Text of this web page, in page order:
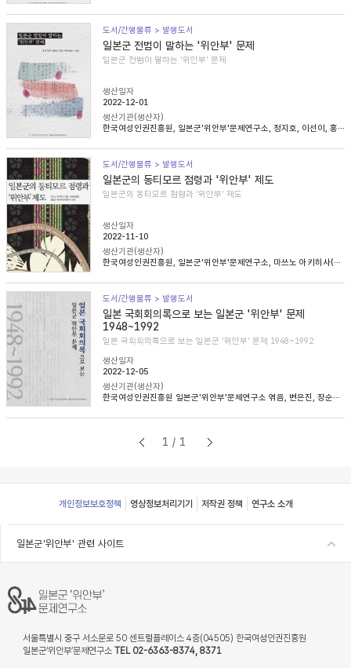
도서/간행물류 > 발행도서
일본군 전범이 말하는 '위안부' 문제
일본군 전범이 말하는 '위안부' 문제
생산일자
2022-12-01
생산기관(생산자)
한국여성인권진흥원, 일본군'위안부'문제연구소, 정지호, 이선이, 홍영미, 김승래
도서/간행물류 > 발행도서
일본군의 동티모르 점령과 '위안부' 제도
일본군의 동티모르 점령과 '위안부' 제도
생산일자
2022-11-10
생산기관(생산자)
한국여성인권진흥원, 일본군'위안부'문제연구소, 마쓰노 아키히사(松野明久), 이승희
도서/간행물류 > 발행도서
일본 국회회의록으로 보는 일본군 '위안부' 문제
1948~1992
일본 국회회의록으로 보는 일본군 '위안부' 문제 1948~1992
생산일자
2022-12-05
생산기관(생산자)
한국여성인권진흥원 일본군'위안부'문제연구소 엮음, 변은진, 장순순, 이태규 옮김
1/1
Footer
개인정보보호정책 영상정보처리기기 저작권 정책 연구소 소개
일본군'위안부' 관련 사이트
서울특별시 중구 서소문로 50 센트럴플레이스 4층(04505) 한국여성인권진흥원
일본군‘위안부’문제연구소 TEL 02-6363-8374, 8371